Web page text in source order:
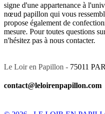
signe d'une appartenance à
nœud papillon qui vous
propose également de
mesure. Pour toutes questions
n'hésitez pas à nous contacter.
Le Loir en Papillon - 75011
contact@leloirenpapillon.com